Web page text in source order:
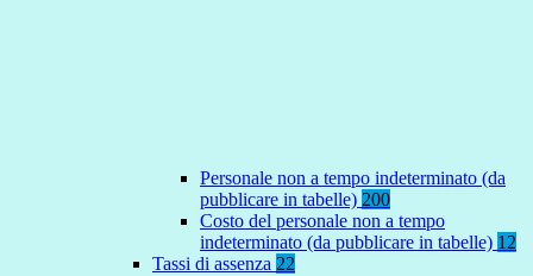
Personale non a tempo indeterminato (da
pubblicare in tabelle) 200
Costo del personale non a tempo
indeterminato (da pubblicare in tabelle) 12
Tassi di assenza 22